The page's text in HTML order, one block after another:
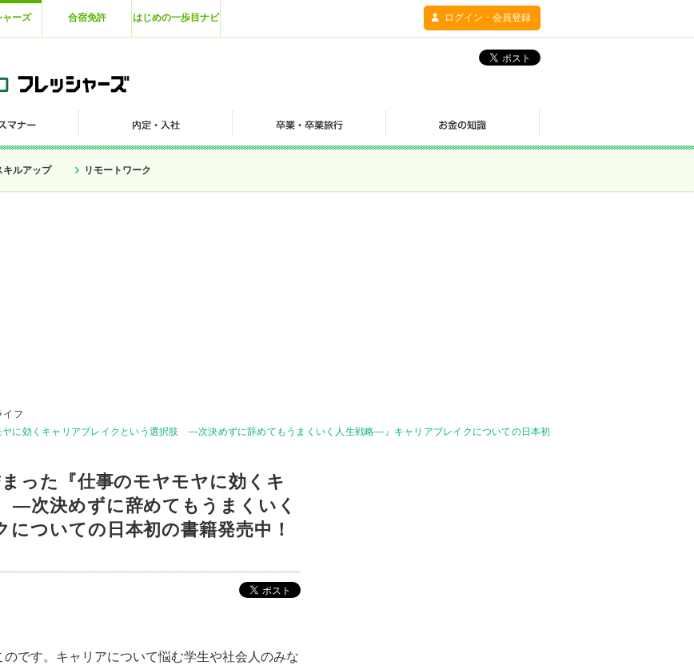
ャーズ 合宿免許 はじめの一歩目ナビ ログイン・会員登録
キルアップ リモートワーク
イフ
に効くキャリアブレイクという選択肢 ―次決めずに辞めてもうまくいく人生戦略―』キャリアブレイクについての日本初
った『仕事のモヤモヤに効くキ
次決めずに辞めてもうまくいく
ついての日本初の書籍発売中！
です。キャリアについて悩む学生や社会人のみな